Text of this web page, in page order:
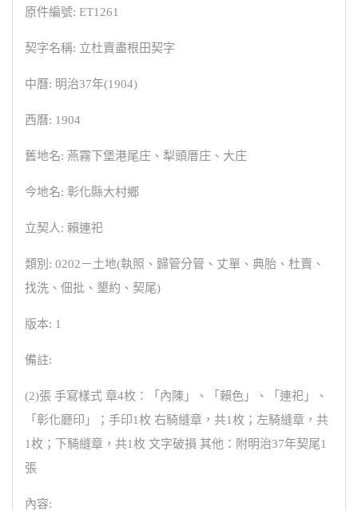
原件編號: ET1261
契字名稱: 立杜賣盡根田契字
中曆: 明治37年(1904)
西曆: 1904
舊地名: 燕霧下堡港尾庄、犁頭厝庄、大庄
今地名: 彰化縣大村鄉
立契人: 賴連祀
類別: 0202－土地(執照、歸管分管、丈單、典胎、杜賣、
找洗、佃批、墾約、契尾)
版本: 1
備註:
(2)張 手寫樣式 章4枚：「內陳」、「賴色」、「連祀」、
「彰化廳印」；手印1枚 右騎縫章，共1枚；左騎縫章，共
1枚；下騎縫章，共1枚 文字破損 其他：附明治37年契尾1
張
內容: